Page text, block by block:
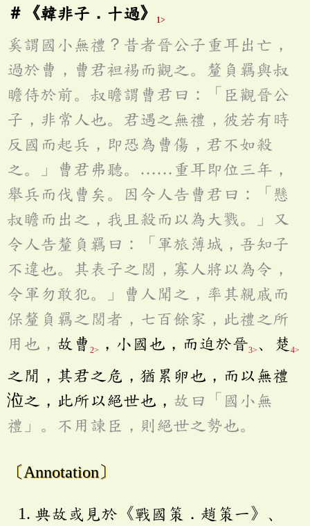
＃《韓非子．十過》 1>
奚謂國小無禮？昔者晉公子重耳出亡，
過於曹，曹君袒裼而觀之。釐負羈與叔
瞻侍於前。叔瞻謂曹君曰：「臣觀晉公
子，非常人也。君遇之無禮，彼若有時
反國而起兵，即恐為曹傷，君不如殺
之。」曹君弗聽。……重耳即位三年，
舉兵而伐曹矣。因令人告曹君曰：「懸
叔瞻而出之，我且殺而以為大戮。」又
令人告釐負羈曰：「軍旅薄城，吾知子
不違也。其表子之閭，寡人將以為令，
令軍勿敢犯。」曹人聞之，率其親戚而
保釐負羈之閭者，七百餘家，此禮之所
用也， 故曹 2> ，小國也，而迫於晉3> 、楚 4>
之閒，其君之危，猶累卵也，而以無禮
涖之，此所以絕世也， 故曰「國小無
禮」。不用諫臣，則絕世之勢也。
〔Annotation〕
典故或見於《戰國策．趙策一》、